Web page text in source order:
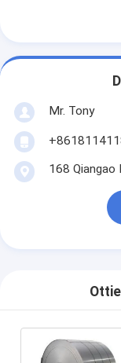
Mr. Tony
168 Qiangao